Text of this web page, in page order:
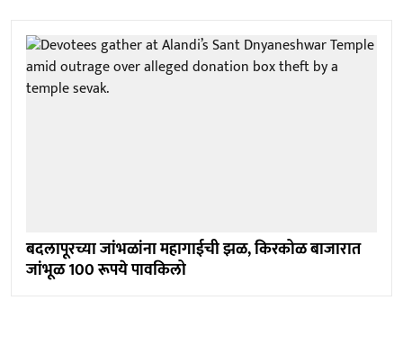
बदलापूरच्या जांभळांना महागाईची झळ, किरकोळ बाजारात
जांभूळ 100 रूपये पावकिलो